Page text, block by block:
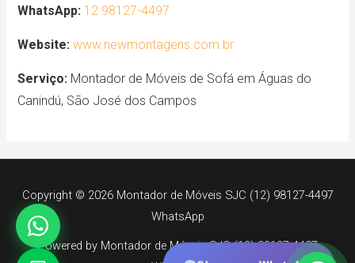
WhatsApp: 12 98127-4497
Website: www.newmontagens.com.br
Serviço: Montador de Móveis de Sofá em Águas do
Canindú, São José dos Campos
Copyright © 2026 Montador de Móveis SJC (12) 98127-4497
WhatsApp
Powered by Montador de Móveis SJC (12) 98127-4497